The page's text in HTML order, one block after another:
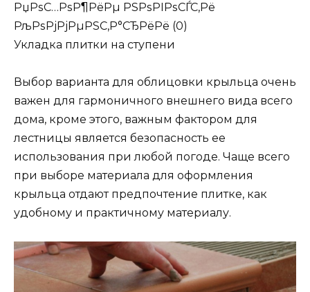
РџРѕС…РѕР¶РёРµ РЅРѕРІРѕСЃС‚Рё
РљРѕРјРјРµРЅС‚Р°СЂРёРё (0)
Укладка плитки на ступени
Выбор варианта для облицовки крыльца очень
важен для гармоничного внешнего вида всего
дома, кроме этого, важным фактором для
лестницы является безопасность ее
использования при любой погоде. Чаще всего
при выборе материала для оформления
крыльца отдают предпочтение плитке, как
удобному и практичному материалу.